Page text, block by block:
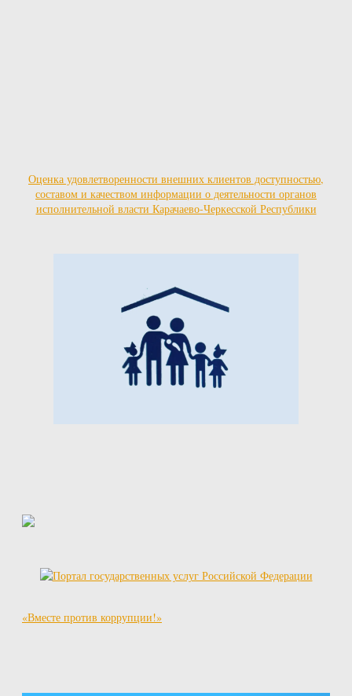
Оценка удовлетворенности внешних клиентов доступностью,
составом и качеством информации о деятельности органов
исполнительной власти Карачаево-Черкесской Республики
«Вместе против коррупции!»